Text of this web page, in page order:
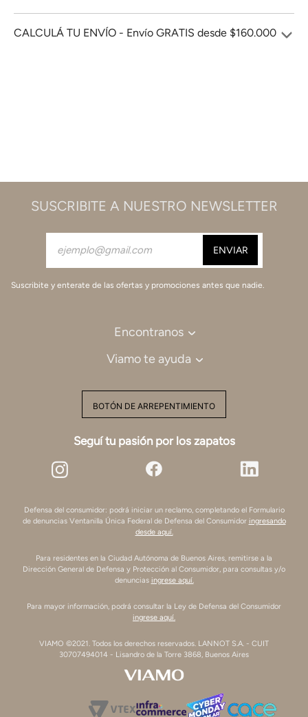
CALCULÁ TU ENVÍO - Envío GRATIS desde $160.000
SUSCRIBITE A NUESTRO NEWSLETTER
Suscribite y enterate de las ofertas y promociones antes que nadie.
Encontranos
Viamo te ayuda
BOTÓN DE ARREPENTIMIENTO
Seguí tu pasión por los zapatos
Defensa del consumidor: podrá iniciar un reclamo, completando el Formulario
de denuncias Ventanilla Única Federal de Defensa del Consumidor ingresando
desde aquí.
Para residentes en la Ciudad Autónoma de Buenos Aires, remitirse a la
Dirección General de Defensa y Protección al Consumidor, para consultas y/o
denuncias ingrese aquí.
Para mayor información, podrá consultar la Ley de Defensa del Consumidor
ingrese aquí.
VIAMO ©2021. Todos los derechos reservados. LANNOT S.A. - CUIT
30707494014 - Lisandro de la Torre 3868, Buenos Aires